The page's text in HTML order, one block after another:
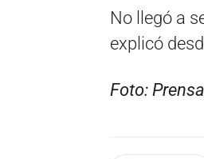
No llegó a
explicó
Foto: